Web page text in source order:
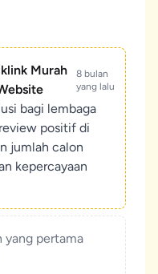
Murah
8 bulan
yang lalu
bagi lembaga
positif di
jumlah calon
kepercayaan
yang pertama